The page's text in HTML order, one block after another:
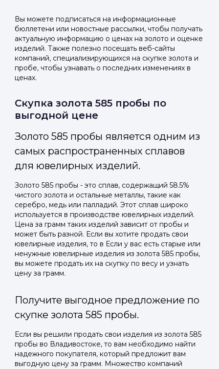
Вы можете подписаться на информационные
бюллетени или новостные рассылки, чтобы получать
актуальную информацию о ценах на золото и оценке
изделий. Также полезно посещать веб-сайты
компаний, специализирующихся на скупке золота и
пробе, чтобы узнавать о последних изменениях в
ценах.
Скупка золота 585 пробы по
выгодной цене
Золото 585 пробы является одним из
самых распространенных сплавов
для ювелирных изделий.
Золото 585 пробы - это сплав, содержащий 58.5%
чистого золота и остальные металлы, такие как
серебро, медь или палладий. Этот сплав широко
используется в производстве ювелирных изделий.
Цена за грамм таких изделий зависит от пробы и
может быть разной. Если вы хотите продать свои
ювелирные изделия, то в Если у вас есть старые или
ненужные ювелирные изделия из золота 585 пробы,
вы можете продать их на скупку по весу и узнать
цену за грамм.
Получите выгодное предложение по
скупке золота 585 пробы.
Если вы решили продать свои изделия из золота 585
пробы во Владивостоке, то вам необходимо найти
надежного покупателя, который предложит вам
выгодную цену за грамм. Множество компаний